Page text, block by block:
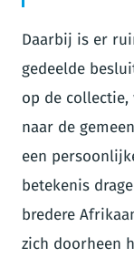
Daarbij is er
gedeelde
op de
naar de
een
betekenis
bredere
zich doorheen